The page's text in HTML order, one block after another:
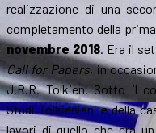
realizzazione di una
completamento della
novembre 2018. Era il
Call for Papers, in
J.R.R. Tolkien. Sotto il
Studi Tolkieniani e della
lavori di quello che era